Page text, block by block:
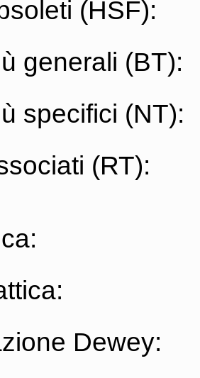
(HSF):
generali (BT):
specifici (NT):
(RT):
Dewey: